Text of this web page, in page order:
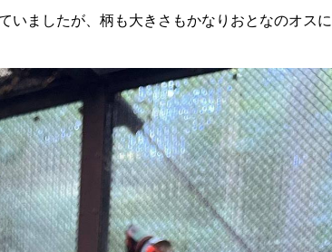
いましたが、柄も大きさもかなりおとなのオスに